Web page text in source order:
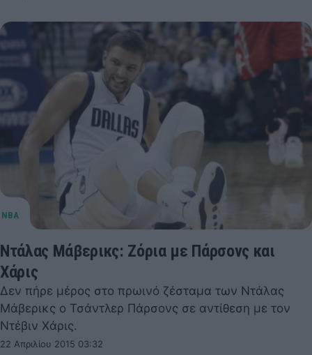
Ντάλας Μάβερικς: Ζόρια με Πάρσονς και
Χάρις
Δεν πήρε μέρος στο πρωινό ζέσταμα των Ντάλας
Μάβερικς ο Τσάντλερ Πάρσονς σε αντίθεση με τον
Ντέβιν Χάρις.
22 Απριλίου 2015 03:32